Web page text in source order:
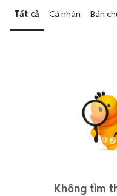
Tất cả Cá nhân Bán
Không tìm